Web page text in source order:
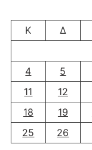
Κ Δ
4
5
11
12
18
19
25
26